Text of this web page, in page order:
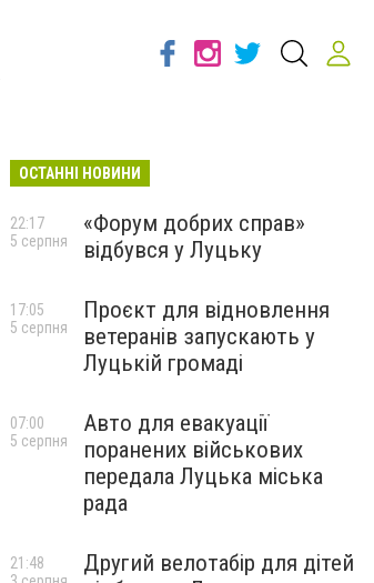
ОСТАННІ НОВИНИ
«Форум добрих справ»
відбувся у Луцьку
22:17
5 серпня
Проєкт для відновлення
ветеранів запускають у
Луцькій громаді
17:05
5 серпня
Авто для евакуації
поранених військових
передала Луцька міська
рада
07:00
5 серпня
Другий велотабір для дітей
21:48